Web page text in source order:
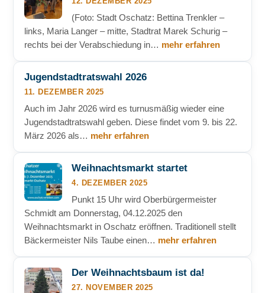
(Foto: Stadt Oschatz: Bettina Trenkler –
links, Maria Langer – mitte, Stadtrat Marek Schurig –
rechts bei der Verabschiedung in… mehr erfahren
Jugendstadtratswahl 2026
11. DEZEMBER 2025
Auch im Jahr 2026 wird es turnusmäßig wieder eine
Jugendstadtratswahl geben. Diese findet vom 9. bis 22.
März 2026 als… mehr erfahren
Weihnachtsmarkt startet
4. DEZEMBER 2025
Punkt 15 Uhr wird Oberbürgermeister
Schmidt am Donnerstag, 04.12.2025 den
Weihnachtsmarkt in Oschatz eröffnen. Traditionell stellt
Bäckermeister Nils Taube einen… mehr erfahren
Der Weihnachtsbaum ist da!
27. NOVEMBER 2025